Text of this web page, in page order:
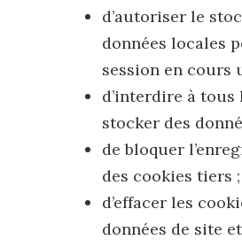
d’autoriser le
données locales
session en cours
d’interdire à tous
stocker des
de bloquer
des cookies tiers ;
d’effacer les
données de site